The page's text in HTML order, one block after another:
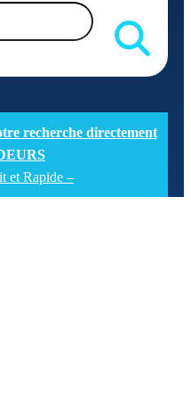
recherche directement
et Rapide –